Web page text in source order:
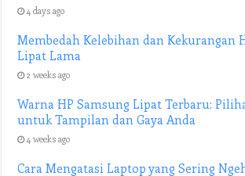
4 days ago
Membedah Kelebihan dan Kekurangan
Lipat Lama
2 weeks ago
Warna HP Samsung Lipat Terbaru:
untuk Tampilan dan Gaya Anda
4 weeks ago
Cara Mengatasi Laptop yang Sering